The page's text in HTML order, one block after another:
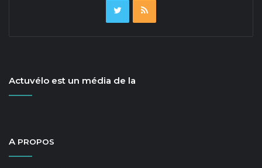
Actuvélo est un média de la
A PROPOS